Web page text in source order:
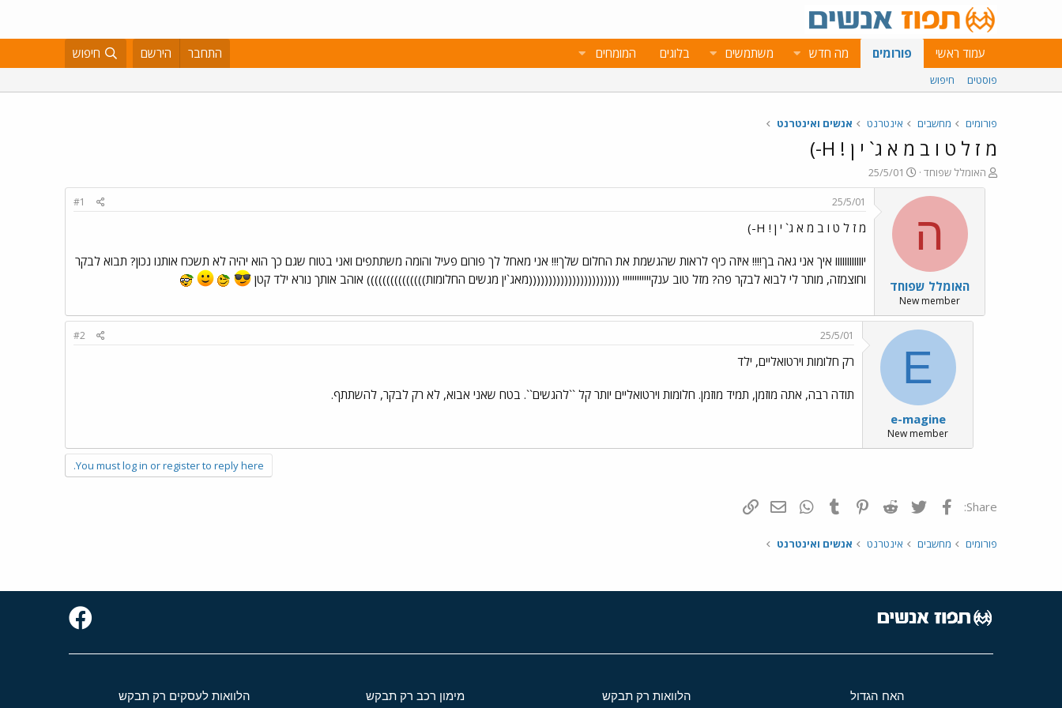
עמוד ראשי פורומים מה חדש משתמשים בלוגים המומחים התחבר הירשם חיפוש
פוסטים חיפוש
פורומים מחשבים אינטרנט אנשים ואינטרנט
מ ז ל ט ו ב מ א ג` י ן ! H-)
פ
ו
האומלל שפוחד
פ
ו
ס
ת
ר
י
ך
25/5/01
ה
האומלל שפוחד
New member
25/5/01
#1
מ ז ל ט ו ב מ א ג` י ן ! H-)
יוווווווווווו איך אני גאה בך!!!! איזה כיף לראות שהגשמת את החלום שלך!!! אני מאחל לך פורום פעיל והומה משתתפים ואני בטוח שגם כך הוא יהיה לא תשכח אותנו נכון? תבוא לבקר
וחוצמזה, מותר לי לבוא לבקר פה? מזל טוב ענקיייייייייייי (((((((((((((((((((((((מאג`ין מגשים החלומות))))))))))))))) אוהב אותך נורא ילד קטן
E
e-magine
New member
25/5/01
#2
רק חלומות וירטואליים, ילד
תודה רבה, אתה מוזמן, תמיד מוזמן. חלומות וירטואליים יותר קל ``להגשים``. בטח שאני אבוא, לא רק לבקר, להשתתף.
You must log in or register to reply here.
Share: פייסבוק Twitter
Reddit
Pinterest
Tumblr
WhatsAppדואר אלקטרוני
פורומים מחשבים אינטרנט אנשים ואינטרנט
האח הגדול הלוואות רק תבקש מימון רכב רק תבקש הלוואות לעסקים רק תבקש